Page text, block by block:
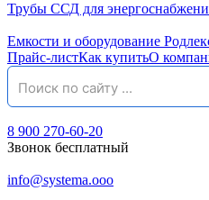
Трубы ССД для
Емкости и оборудование
Прайс-листКак купитьО
8 900 270-60-20
Звонок бесплатный
info@systema.ooo